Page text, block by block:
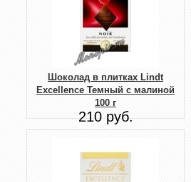
Шоколад в плитках Lindt
Excellence Темный с малиной
100 г
210 руб.